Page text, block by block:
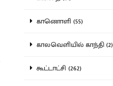
காணொளி (55)
காலவெளியில் காந்தி (2)
கூட்டாட்சி (262)